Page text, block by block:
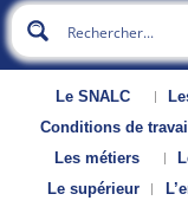
Le SNALC
Conditions de
Les métiers
Le supérieur